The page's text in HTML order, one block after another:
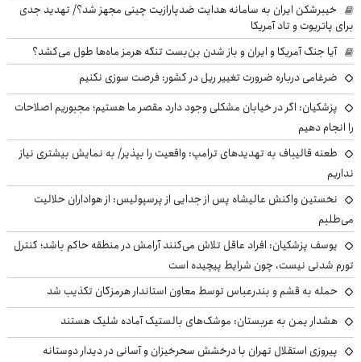
خیبرشکن ایران به سامانه هدایت ضدپارازیت چینی مجهز شد؟/ تهدید جدی
برای پاتریوت و تاد آمریکا
آیا جنگ آمریکا و ایران و باز شدن بن‌بست تنگه هرمز ماه‌ها طول می‌کشد؟
ضرغامی درباره ضرورت تغییر ریل در کشور: فرصت سوزی نکنیم
پزشکیان: اگر در خیابان مشکلی وجود دارد مقصر ما هستیم؛ مجبوریم اصلاحات
را انجام دهیم
طعنه قالیباف به تهدیدهای ترامپ: واقعیت را بپذیر/ به نمایش بیشتری نیاز
نداریم
نخستین واکنش عالیشاه پس از جدایی از پرسپولیس: از هواداران حلالیت
می‌طلبم
یوسف پزشکیان: افراد عاقل تلاش می‌کنند آرامش در منطقه حاکم باشد؛ کنترل
تورم شدنی نیست، چون شرایط پیچیده است
حمله به قشم و بندرعباس توسط معاون استاندار هرمزگان تکذیب شد
هشدار یمن به عربستان: موشک‌های بالستیک آماده شلیک هستند
پیروزی استقلال تهران با درخشش سحرخیزان و آسانی در دیدار دوستانه